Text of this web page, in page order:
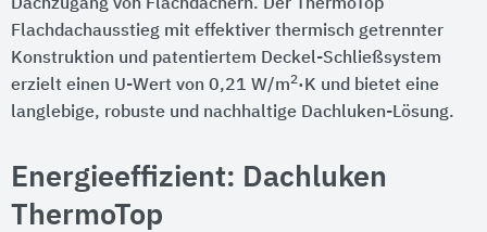
Dachzugang von Flachdächern. Der ThermoTop
Flachdachausstieg mit effektiver thermisch getrennter
Konstruktion und patentiertem Deckel-Schließsystem
erzielt einen U-Wert von 0,21 W/m2·K und bietet eine
langlebige, robuste und nachhaltige Dachluken-Lösung.
Energieeffizient: Dachluken
ThermoTop